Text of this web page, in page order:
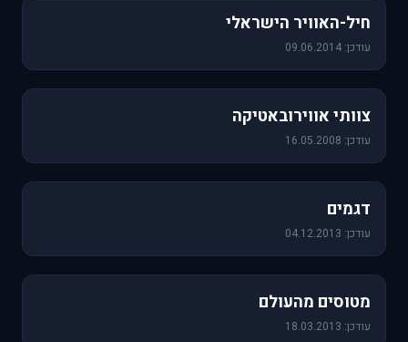
חיל-האוויר הישראלי
עודכן: 09.06.2014
צוותי אווירובאטיקה
עודכן: 16.05.2008
דגמים
עודכן: 04.12.2013
מטוסים מהעולם
עודכן: 18.03.2013